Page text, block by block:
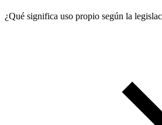
¿Qué significa uso propio según la